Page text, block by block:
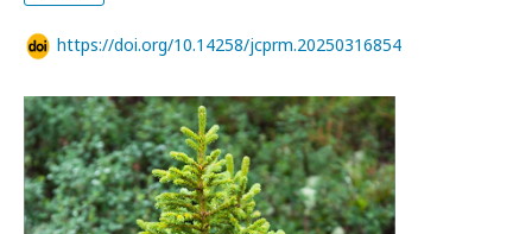
https://doi.org/10.14258/jcprm.20250316854